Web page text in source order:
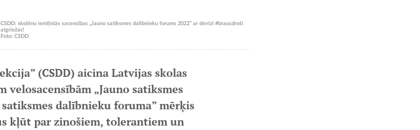
CSDD: skolēnu iemīļotās sacensības „Jauno satiksmes dalībnieku forums 2022” ar devīzi #braucdroši
atgriežas!
Foto: CSDD
(CSDD) aicina Latvijas skolas
„Jauno satiksmes
dalībnieku foruma” mērķis
kļūt par zinošiem, tolerantiem un